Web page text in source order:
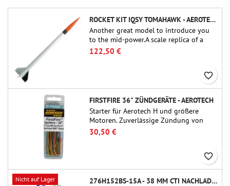
ROCKET KIT IQSY TOMAHAWK - AEROTECH
Another great model to introduce you
to the mid-power.A scale replica of a
famous sounding rocket, small in size
and peefect to move to higher-level kits.
122,50 €
favorite_border
FIRSTFIRE 36" ZÜNDGERÄTE - AEROTECH
Starter für Aerotech H und größere
Motoren. Zuverlässige Zündung von
Motoren bis zu 91 cm Länge.
30,50 €
favorite_border
Nicht auf Lager
276H152BS-15A - 38 MM CTI NACHLADEN